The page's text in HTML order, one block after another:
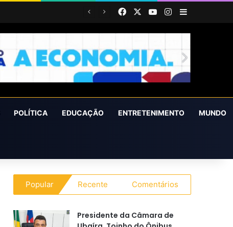
FacebookYouTubeInstagram
Barra
POLÍTICA EDUCAÇÃO ENTRETENIMENTO MUNDO
Popular Recente Comentários
Presidente da Câmara de